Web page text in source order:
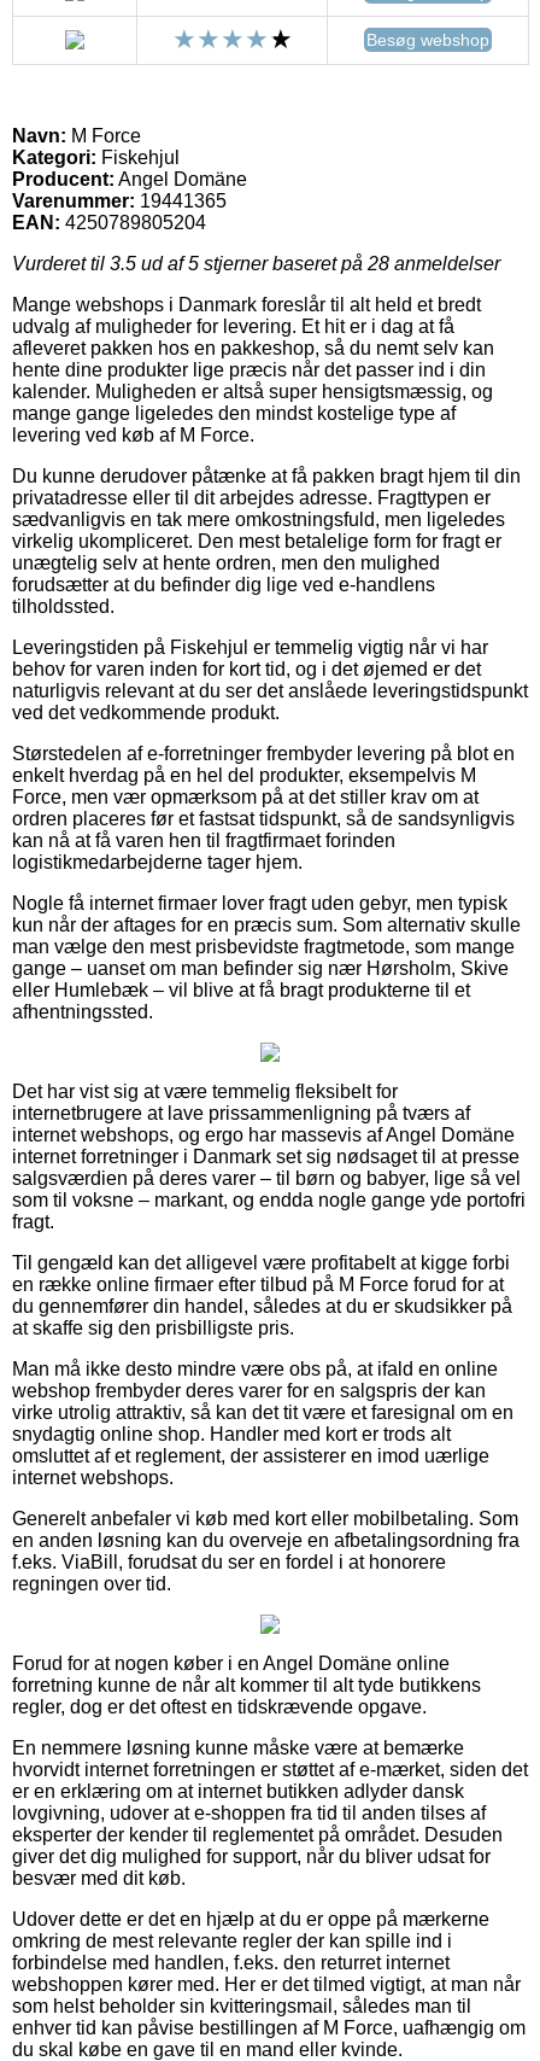
Besøg webshop
Navn: M Force
Kategori: Fiskehjul
Producent: Angel Domäne
Varenummer: 19441365
EAN: 4250789805204
Vurderet til 3.5 ud af 5 stjerner baseret på 28 anmeldelser
Mange webshops i Danmark foreslår til alt held et bredt
udvalg af muligheder for levering. Et hit er i dag at få
afleveret pakken hos en pakkeshop, så du nemt selv kan
hente dine produkter lige præcis når det passer ind i din
kalender. Muligheden er altså super hensigtsmæssig, og
mange gange ligeledes den mindst kostelige type af
levering ved køb af M Force.
Du kunne derudover påtænke at få pakken bragt hjem til din
privatadresse eller til dit arbejdes adresse. Fragttypen er
sædvanligvis en tak mere omkostningsfuld, men ligeledes
virkelig ukompliceret. Den mest betalelige form for fragt er
unægtelig selv at hente ordren, men den mulighed
forudsætter at du befinder dig lige ved e-handlens
tilholdssted.
Leveringstiden på Fiskehjul er temmelig vigtig når vi har
behov for varen inden for kort tid, og i det øjemed er det
naturligvis relevant at du ser det anslåede leveringstidspunkt
ved det vedkommende produkt.
Størstedelen af e-forretninger frembyder levering på blot en
enkelt hverdag på en hel del produkter, eksempelvis M
Force, men vær opmærksom på at det stiller krav om at
ordren placeres før et fastsat tidspunkt, så de sandsynligvis
kan nå at få varen hen til fragtfirmaet forinden
logistikmedarbejderne tager hjem.
Nogle få internet firmaer lover fragt uden gebyr, men typisk
kun når der aftages for en præcis sum. Som alternativ skulle
man vælge den mest prisbevidste fragtmetode, som mange
gange – uanset om man befinder sig nær Hørsholm, Skive
eller Humlebæk – vil blive at få bragt produkterne til et
afhentningssted.
Det har vist sig at være temmelig fleksibelt for
internetbrugere at lave prissammenligning på tværs af
internet webshops, og ergo har massevis af Angel Domäne
internet forretninger i Danmark set sig nødsaget til at presse
salgsværdien på deres varer – til børn og babyer, lige så vel
som til voksne – markant, og endda nogle gange yde portofri
fragt.
Til gengæld kan det alligevel være profitabelt at kigge forbi
en række online firmaer efter tilbud på M Force forud for at
du gennemfører din handel, således at du er skudsikker på
at skaffe sig den prisbilligste pris.
Man må ikke desto mindre være obs på, at ifald en online
webshop frembyder deres varer for en salgspris der kan
virke utrolig attraktiv, så kan det tit være et faresignal om en
snydagtig online shop. Handler med kort er trods alt
omsluttet af et reglement, der assisterer en imod uærlige
internet webshops.
Generelt anbefaler vi køb med kort eller mobilbetaling. Som
en anden løsning kan du overveje en afbetalingsordning fra
f.eks. ViaBill, forudsat du ser en fordel i at honorere
regningen over tid.
Forud for at nogen køber i en Angel Domäne online
forretning kunne de når alt kommer til alt tyde butikkens
regler, dog er det oftest en tidskrævende opgave.
En nemmere løsning kunne måske være at bemærke
hvorvidt internet forretningen er støttet af e-mærket, siden det
er en erklæring om at internet butikken adlyder dansk
lovgivning, udover at e-shoppen fra tid til anden tilses af
eksperter der kender til reglementet på området. Desuden
giver det dig mulighed for support, når du bliver udsat for
besvær med dit køb.
Udover dette er det en hjælp at du er oppe på mærkerne
omkring de mest relevante regler der kan spille ind i
forbindelse med handlen, f.eks. den returret internet
webshoppen kører med. Her er det tilmed vigtigt, at man når
som helst beholder sin kvitteringsmail, således man til
enhver tid kan påvise bestillingen af M Force, uafhængig om
du skal købe en gave til en mand eller kvinde.